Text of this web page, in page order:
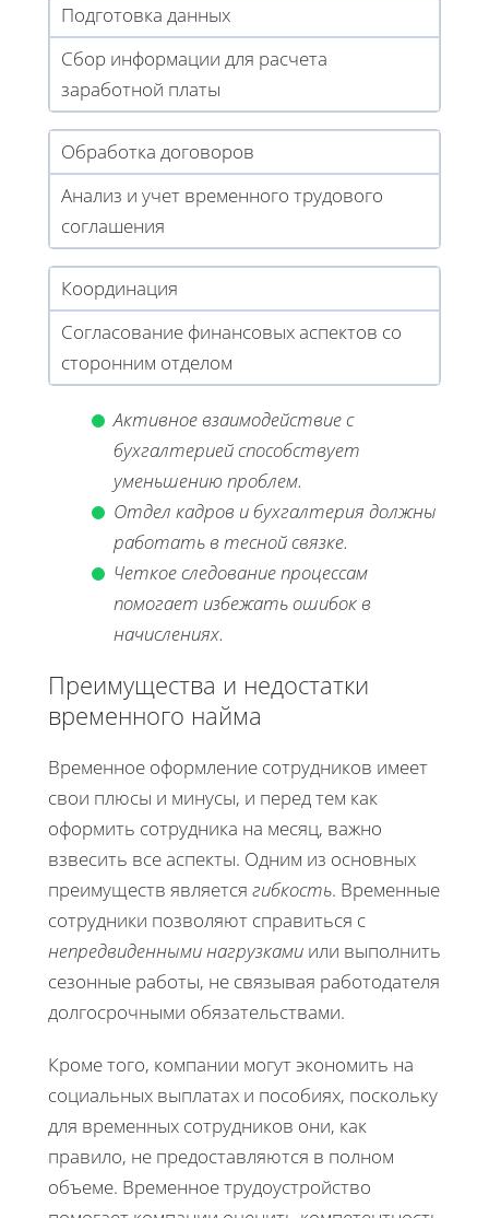
Подготовка данных
Сбор информации для расчета
заработной платы
Обработка договоров
Анализ и учет временного трудового
соглашения
Координация
Согласование финансовых аспектов со
сторонним отделом
Активное взаимодействие с
бухгалтерией способствует
уменьшению проблем.
Отдел кадров и бухгалтерия должны
работать в тесной связке.
Четкое следование процессам
помогает избежать ошибок в
начислениях.
Преимущества и недостатки
временного найма
Временное оформление сотрудников имеет
свои плюсы и минусы, и перед тем как
оформить сотрудника на месяц, важно
взвесить все аспекты. Одним из основных
преимуществ является гибкость. Временные
сотрудники позволяют справиться с
непредвиденными нагрузками или выполнить
сезонные работы, не связывая работодателя
долгосрочными обязательствами.
Кроме того, компании могут экономить на
социальных выплатах и пособиях, поскольку
для временных сотрудников они, как
правило, не предоставляются в полном
объеме. Временное трудоустройство